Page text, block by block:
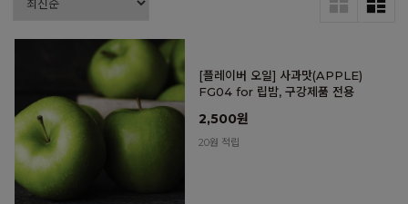
[플레이버 오일] 사과맛(APPLE)
FG04 for 립밤, 구강제품 전용
2,500원
20원 적립